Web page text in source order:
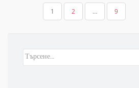
НАВИГАЦИЯ
1 2 … 9
Търсене